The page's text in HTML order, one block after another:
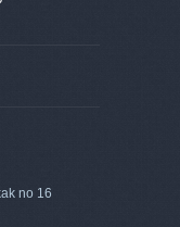
no 16